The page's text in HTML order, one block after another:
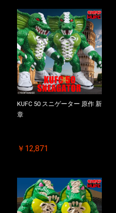
KUFC 50 スニゲーター 原作 新
章
￥12,871